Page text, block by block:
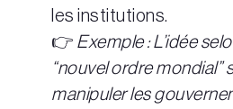
les institutions.
👉 Exemple : L’idée
“nouvel ordre mondial”
manipuler les